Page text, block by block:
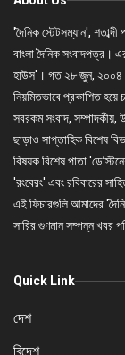
'দৈনিক স্টেটসম্যান',
বাংলা দৈনিক সংবাদপত্র।
হাউস'। গত ২৮ জুন, ২০০৪
নিয়মিতভাবে প্রকাশিত
সবরকম সংবাদ, সম্পাদকীয়,
ছাড়াও সাপ্তাহিক বিশেষ
বিষয়ক বিশেষ পাতা
'রংবেরং' এবং রবিবারের
এই ফিচারগুলি আমাদের
সারির গুণমান সম্পন্ন খবর
Quick Link
দেশ
বিদেশ